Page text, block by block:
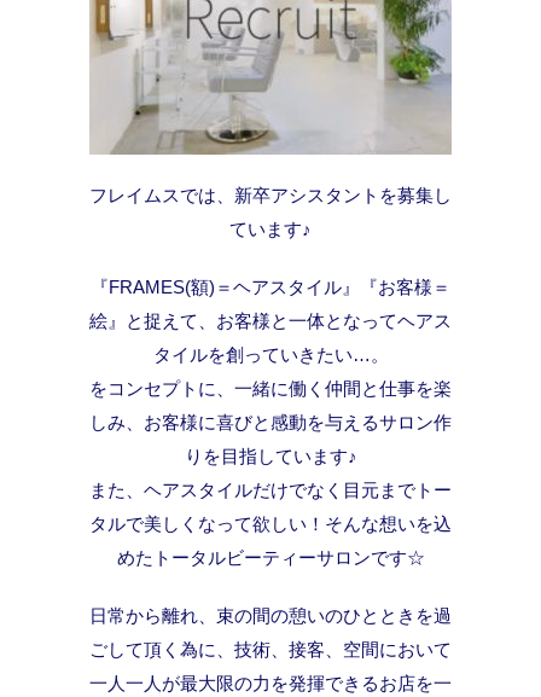
フレイムスでは、新卒アシスタントを募集し
ています♪
『FRAMES(額)＝ヘアスタイル』『お客様＝
絵』と捉えて、お客様と一体となってヘアス
タイルを創っていきたい…。
をコンセプトに、一緒に働く仲間と仕事を楽
しみ、お客様に喜びと感動を与えるサロン作
りを目指しています♪
また、ヘアスタイルだけでなく目元までトー
タルで美しくなって欲しい！そんな想いを込
めたトータルビーティーサロンです☆
日常から離れ、束の間の憩いのひとときを過
ごして頂く為に、技術、接客、空間において
一人一人が最大限の力を発揮できるお店を一